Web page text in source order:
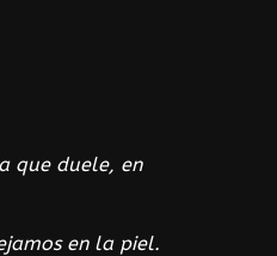
que duele, en
en la piel.